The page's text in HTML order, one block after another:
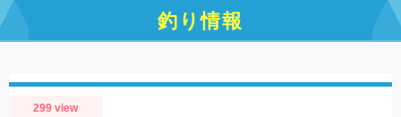
動
釣り情報
299 view